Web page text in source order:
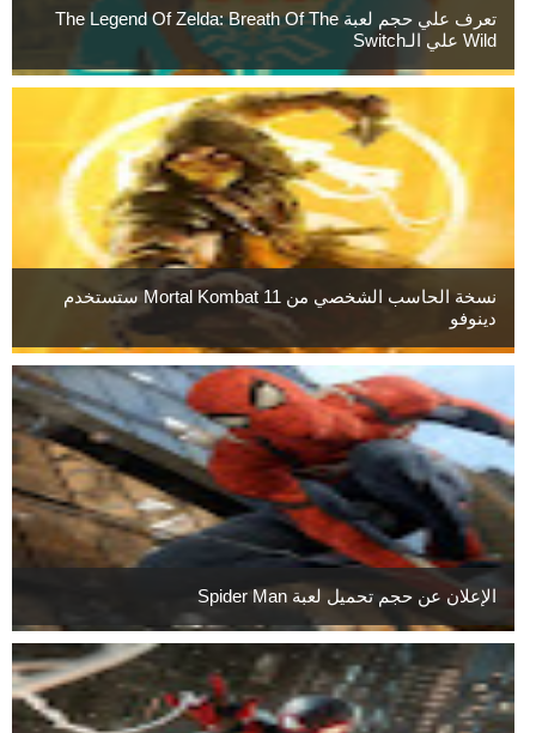
تعرف علي حجم لعبة The Legend Of Zelda: Breath Of The
Wild علي الـSwitch
نسخة الحاسب الشخصي من Mortal Kombat 11 ستستخدم
دينوفو
الإعلان عن حجم تحميل لعبة Spider Man